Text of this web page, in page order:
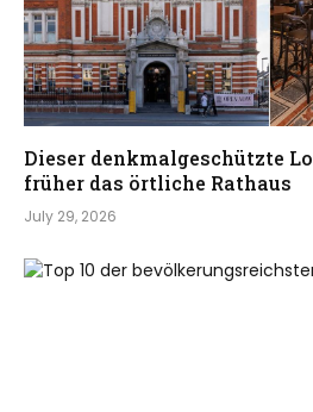
Dieser denkmalgeschützte
früher das örtliche Rathaus
July 29, 2026